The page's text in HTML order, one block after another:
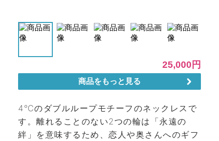
4℃のダブルループモチーフのネックレスで
す。離れることのない2つの輪は「永遠の
絆」を意味するため、恋人や奥さんへのギフ